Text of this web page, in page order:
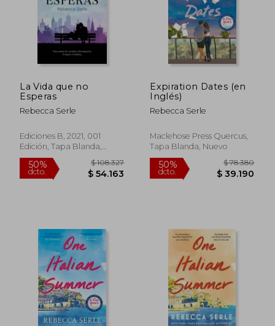
dcto. $ 46.915 dcto. $
La Vida que no
Esperas
Rebecca Serle
Ediciones B, 2021, 001
Edición, Tapa Blanda,
Nuevo
Expiration Dates (en
Inglés)
Rebecca Serle
Maclehose Press Quercus,
Tapa Blanda, Nuevo